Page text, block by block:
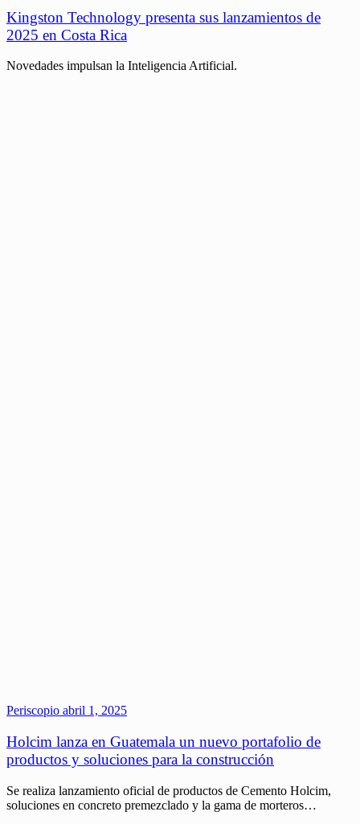
Kingston Technology presenta sus lanzamientos de
2025 en Costa Rica
Novedades impulsan la Inteligencia Artificial.
Periscopio abril 1, 2025
Holcim lanza en Guatemala un nuevo portafolio de
productos y soluciones para la construcción
Se realiza lanzamiento oficial de productos de Cemento Holcim,
soluciones en concreto premezclado y la gama de morteros…